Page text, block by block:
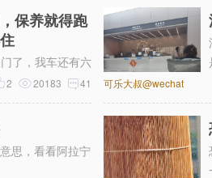
保养就得跑
了，我车还有六
打电话过去问，
得去杭州。我
41
20183
2 可乐大叔@wechat
思，看看阿拉宁